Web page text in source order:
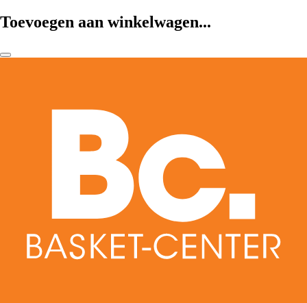
Toevoegen aan winkelwagen...